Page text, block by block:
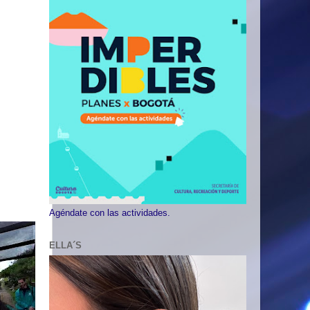
Agéndate con las actividades.
ELLA´S